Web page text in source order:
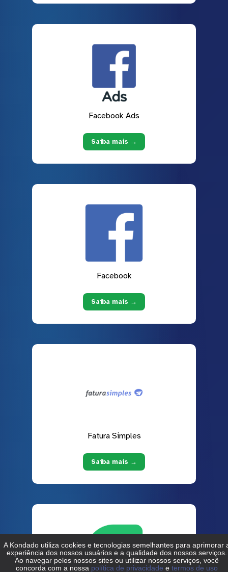
Facebook Ads
Saiba mais →
Facebook
Saiba mais →
Fatura Simples
Saiba mais →